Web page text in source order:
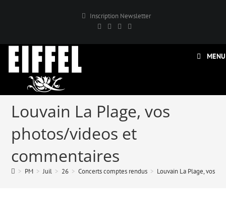
Inscription Newsletter
MENU
Louvain La Plage, vos
photos/videos et
commentaires
> PM > Juil > 26 > Concerts comptes rendus > Louvain La Plage, vos